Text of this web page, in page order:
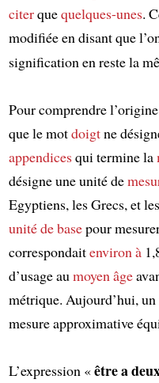
citerquequelques-unes.
modifiée en disant que
signification en reste la
Pour comprendre
que le motdoigtne
appendicesqui termine la
désigne une unité de
Egyptiens, les Grecs, et
unité de basepour
correspondaitenviron à
d’usage au moyen âge
métrique. Aujourd’hui, un
mesure approximative
L’expression «être a